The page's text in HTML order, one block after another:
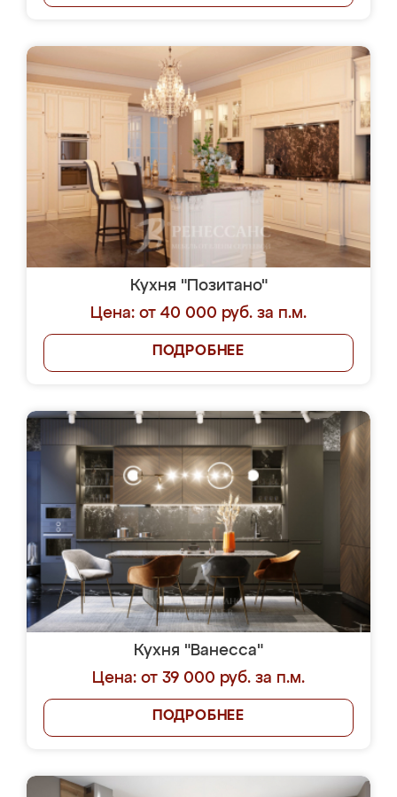
Кухня "Позитано"
Цена: от 40 000 руб. за п.м.
ПОДРОБНЕЕ
Кухня "Ванесса"
Цена: от 39 000 руб. за п.м.
ПОДРОБНЕЕ